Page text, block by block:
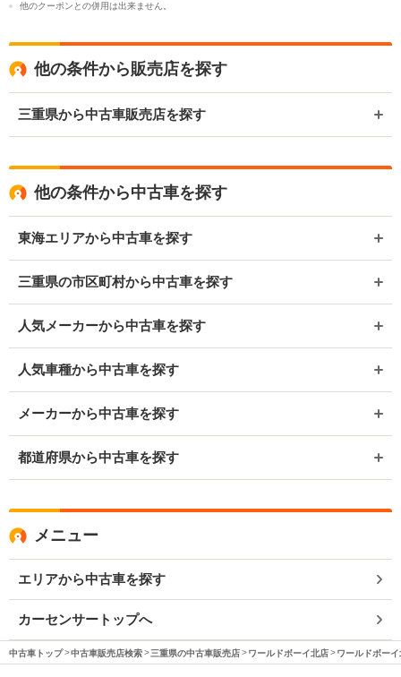
他のクーポンとの併用は出来ません。
他の条件から販売店を探す
三重県から中古車販売店を探す
他の条件から中古車を探す
東海エリアから中古車を探す
三重県の市区町村から中古車を探す
人気メーカーから中古車を探す
人気車種から中古車を探す
メーカーから中古車を探す
都道府県から中古車を探す
メニュー
エリアから中古車を探す
カーセンサートップへ
中古車トップ 中古車販売店検索 三重県の中古車販売店 ワールドボーイ北店 ワールドボー